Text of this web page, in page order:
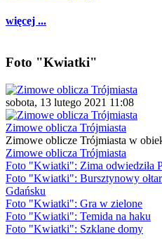
więcej ...
Foto "Kwiatki"
sobota, 13 lutego 2021 11:08
Zimowe oblicza Trójmiasta
Zimowe oblicze Trójmiasta w
Zimowe oblicza Trójmiasta
Foto "Kwiatki": Zima odwiedziła
Foto "Kwiatki": Bursztynowy
Gdańsku
Foto "Kwiatki": Gra w zielone
Foto "Kwiatki": Temida na haku
Foto "Kwiatki": Szklane domy